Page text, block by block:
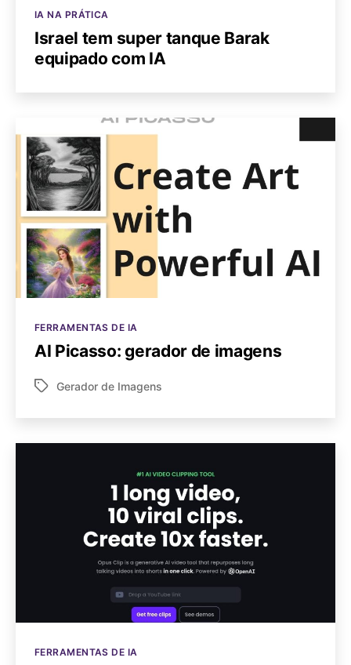
Categorias
IA NA PRÁTICA
Israel tem super tanque Barak
equipado com IA
Categorias
FERRAMENTAS DE IA
AI Picasso: gerador de imagens
TagsGerador de Imagens
Categorias
FERRAMENTAS DE IA